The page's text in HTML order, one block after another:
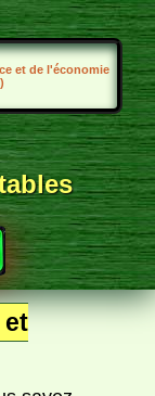
et de l'économie
et